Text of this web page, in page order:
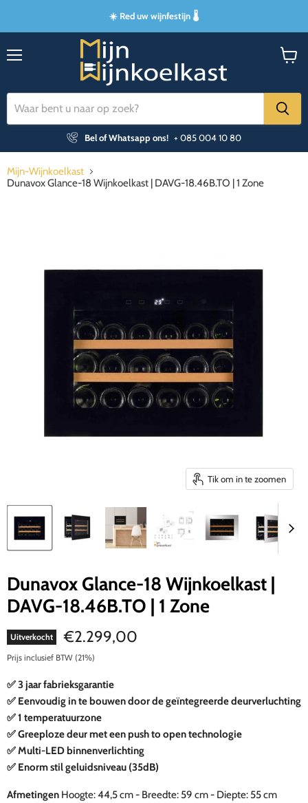
☀️ Red uw wijnfestijn 🌡️
Bel of Whatsapp ons! + 085 004 10 80
Mijn-Wijnkoelkast
Dunavox Glance-18 Wijnkoelkast | DAVG-18.46B.TO | 1 Zone
Tik om in te zoomen
Dunavox Glance-18 Wijnkoelkast |
DAVG-18.46B.TO | 1 Zone
Uitverkocht Huidige prijs
€2.299,00
Prijs inclusief BTW (21%)
✅ 3 jaar fabrieksgarantie
✅ Eenvoudig in te bouwen door de geïntegreerde deurverluchting
✅ 1 temperatuurzone
✅ Greeploze deur met een push to open technologie
✅Multi-LED binnenverlichting
✅ Enorm stil geluidsniveau (35dB)
Afmetingen Hoogte: 44,5 cm - Breedte: 59 cm - Diepte: 55 cm